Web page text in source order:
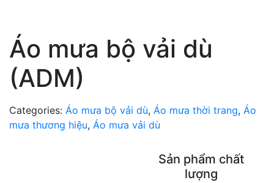
Áo mưa bộ vải dù
(ADM)
Categories: Áo mưa bộ vải dù, Áo mưa thời trang, Áo
mưa thương hiệu, Áo mưa vải dù
Sản phẩm chất
lượng